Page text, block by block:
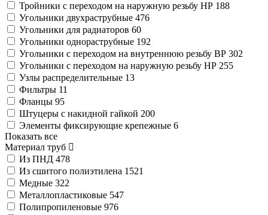
Тройники с переходом на наружную резьбу НР 188
Угольники двухраструбные 476
Угольники для радиаторов 60
Угольники однораструбные 192
Угольники с переходом на внутреннюю резьбу ВР 302
Угольники с переходом на наружную резьбу НР 255
Узлы распределительные 13
Фильтры 11
Фланцы 95
Штуцеры с накидной гайкой 200
Элементы фиксирующие крепежные 6
Показать все
Материал труб
Из ПНД 478
Из сшитого полиэтилена 1521
Медные 322
Металлопластиковые 547
Полипропиленовые 976